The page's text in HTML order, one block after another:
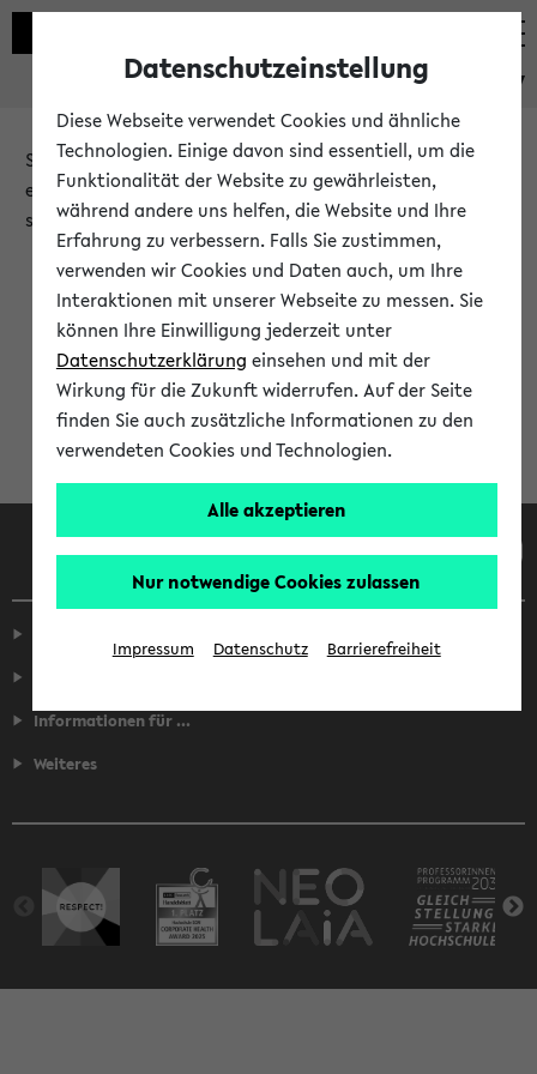
eKVV
Sie möchten auf eine eKVV Funktion zugreifen, die Ihnen
erst nach einer Anmeldung am System zur Verfügung
steht.
Bitte melden Sie sich an:
Anmeldung am eKVV
Informationen für ...
Weiteres
Datenschutzeinstellung
Diese Webseite verwendet Cookies und ähnliche
Technologien. Einige davon sind essentiell, um die
Funktionalität der Website zu gewährleisten,
während andere uns helfen, die Website und Ihre
Erfahrung zu verbessern. Falls Sie zustimmen,
verwenden wir Cookies und Daten auch, um Ihre
Interaktionen mit unserer Webseite zu messen. Sie
können Ihre Einwilligung jederzeit unter
Datenschutzerklärung einsehen und mit der
Wirkung für die Zukunft widerrufen. Auf der Seite
finden Sie auch zusätzliche Informationen zu den
verwendeten Cookies und Technologien.
Alle akzeptieren
Nur notwendige Cookies zulassen
Impressum Datenschutz Barrierefreiheit